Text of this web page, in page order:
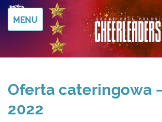
MENU
Oferta cateringowa
2022